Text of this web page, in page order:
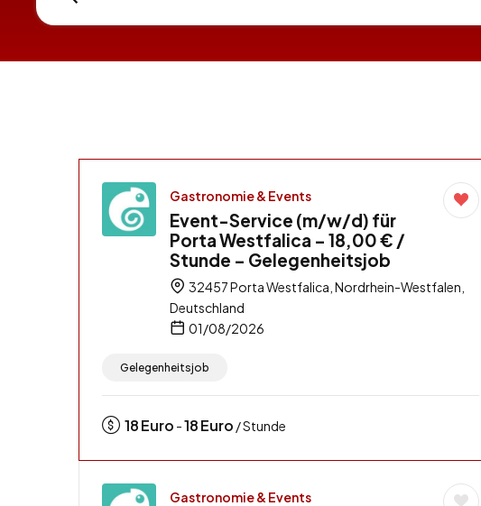
Gastronomie & Events
Event-Service (m/w/d) für
Porta Westfalica – 18,00 € /
Stunde – Gelegenheitsjob
32457 Porta Westfalica, Nordrhein-Westfalen,
Deutschland
01/08/2026
Gelegenheitsjob
18Euro -18Euro / Stunde
Gastronomie & Events